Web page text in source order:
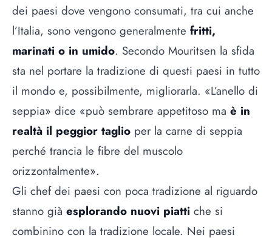
dei paesi dove vengono consumati, tra cui anche
l’Italia, sono vengono generalmente fritti,
marinati o in umido. Secondo Mouritsen la sfida
sta nel portare la tradizione di questi paesi in tutto
il mondo e, possibilmente, migliorarla. «L’anello di
seppia» dice «può sembrare appetitoso ma è in
realtà il peggior taglio per la carne di seppia
perché trancia le fibre del muscolo
orizzontalmente».
Gli chef dei paesi con poca tradizione al riguardo
stanno già esplorando nuovi piatti che si
combinino con la tradizione locale. Nei paesi